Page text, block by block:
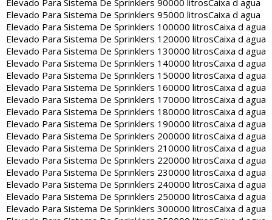
Elevado Para Sistema De Sprinklers 90000 litrosCaixa d agua
Elevado Para Sistema De Sprinklers 95000 litrosCaixa d agua
Elevado Para Sistema De Sprinklers 100000 litrosCaixa d agua
Elevado Para Sistema De Sprinklers 120000 litrosCaixa d agua
Elevado Para Sistema De Sprinklers 130000 litrosCaixa d agua
Elevado Para Sistema De Sprinklers 140000 litrosCaixa d agua
Elevado Para Sistema De Sprinklers 150000 litrosCaixa d agua
Elevado Para Sistema De Sprinklers 160000 litrosCaixa d agua
Elevado Para Sistema De Sprinklers 170000 litrosCaixa d agua
Elevado Para Sistema De Sprinklers 180000 litrosCaixa d agua
Elevado Para Sistema De Sprinklers 190000 litrosCaixa d agua
Elevado Para Sistema De Sprinklers 200000 litrosCaixa d agua
Elevado Para Sistema De Sprinklers 210000 litrosCaixa d agua
Elevado Para Sistema De Sprinklers 220000 litrosCaixa d agua
Elevado Para Sistema De Sprinklers 230000 litrosCaixa d agua
Elevado Para Sistema De Sprinklers 240000 litrosCaixa d agua
Elevado Para Sistema De Sprinklers 250000 litrosCaixa d agua
Elevado Para Sistema De Sprinklers 300000 litrosCaixa d agua